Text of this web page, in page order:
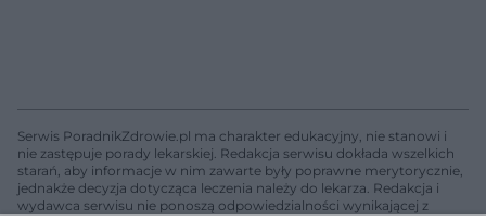
Serwis PoradnikZdrowie.pl ma charakter edukacyjny, nie stanowi i
nie zastępuje porady lekarskiej. Redakcja serwisu dokłada wszelkich
starań, aby informacje w nim zawarte były poprawne merytorycznie,
jednakże decyzja dotycząca leczenia należy do lekarza. Redakcja i
wydawca serwisu nie ponoszą odpowiedzialności wynikającej z